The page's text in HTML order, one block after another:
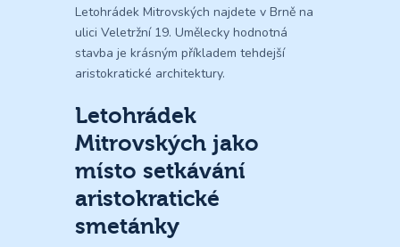
Letohrádek Mitrovských najdete v Brně na
ulici Veletržní 19. Umělecky hodnotná
stavba je krásným příkladem tehdejší
aristokratické architektury.
Letohrádek
Mitrovských jako
místo setkávání
aristokratické
smetánky